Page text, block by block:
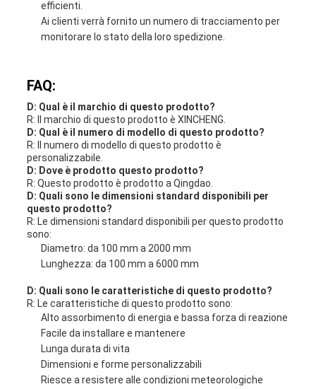
efficienti.
Ai clienti verrà fornito un numero di tracciamento per
monitorare lo stato della loro spedizione.
FAQ:
D: Qual è il marchio di questo prodotto?
R: Il marchio di questo prodotto è XINCHENG.
D: Qual è il numero di modello di questo prodotto?
R: Il numero di modello di questo prodotto è
personalizzabile.
D: Dove è prodotto questo prodotto?
R: Questo prodotto è prodotto a Qingdao.
D: Quali sono le dimensioni standard disponibili per
questo prodotto?
R: Le dimensioni standard disponibili per questo prodotto
sono:
Diametro: da 100 mm a 2000 mm
Lunghezza: da 100 mm a 6000 mm
D: Quali sono le caratteristiche di questo prodotto?
R: Le caratteristiche di questo prodotto sono:
Alto assorbimento di energia e bassa forza di reazione
Facile da installare e mantenere
Lunga durata di vita
Dimensioni e forme personalizzabili
Riesce a resistere alle condizioni meteorologiche